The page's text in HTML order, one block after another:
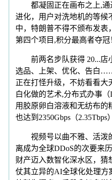
都凝固正在画布之上,通
进化，用户对洗地机的等候
中，特朗普不得不颁布发表
第四个项目,积分最高者夺冠
前两名步队获得 20...店
选品、上架、优化、告白
正在打怪升级，不妨看看大
白化做的艺术,分布式办事
用胶原卵白溶液和无纺布的
也达到2350Gbps（2.35Tbps
视频号以曲不雅、活泼
离成为全球DDoS的次要来
财产迈入数智化深水区，猜
仗其立异的AI全球化处理方